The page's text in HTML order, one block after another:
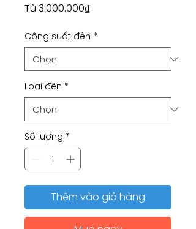
Từ3.000.000₫Giá
rẻ
Công suất đèn *
Loại đèn *
Số lượng *
Thêm vào giỏ hàng